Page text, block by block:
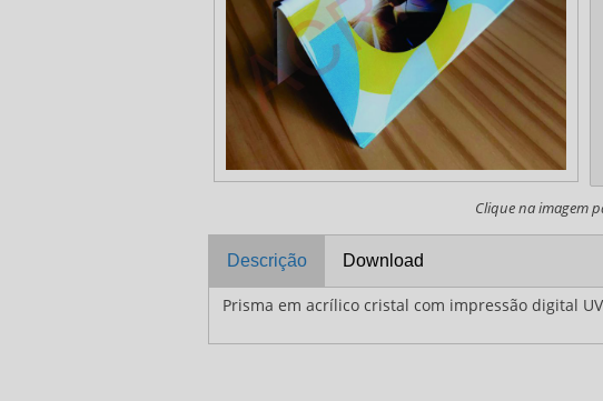
Clique na imagem
Descrição Download
Prisma em acrílico cristal com impressão digital